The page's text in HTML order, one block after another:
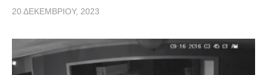
20 ΔΕΚΕΜΒΡΊΟΥ, 2023